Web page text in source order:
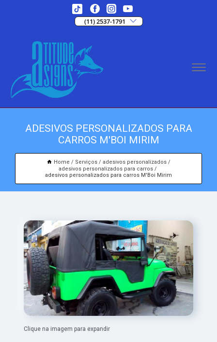
(11) 2537-1791
ADESIVOS PERSONALIZADOS PARA
CARROS M'BOI MIRIM
Home Serviços
adesivos personalizados
adesivos personalizados para carros
adesivos personalizados para carros M'Boi Mirim
Clique na imagem para expandir